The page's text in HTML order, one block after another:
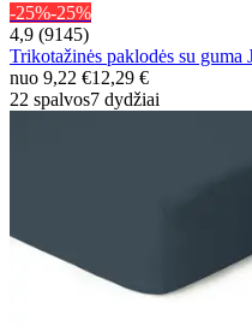
-25%-25%
4,9 (9145)
Trikotažinės paklodės su
nuo 9,22 €12,29 €
22 spalvos7 dydžiai